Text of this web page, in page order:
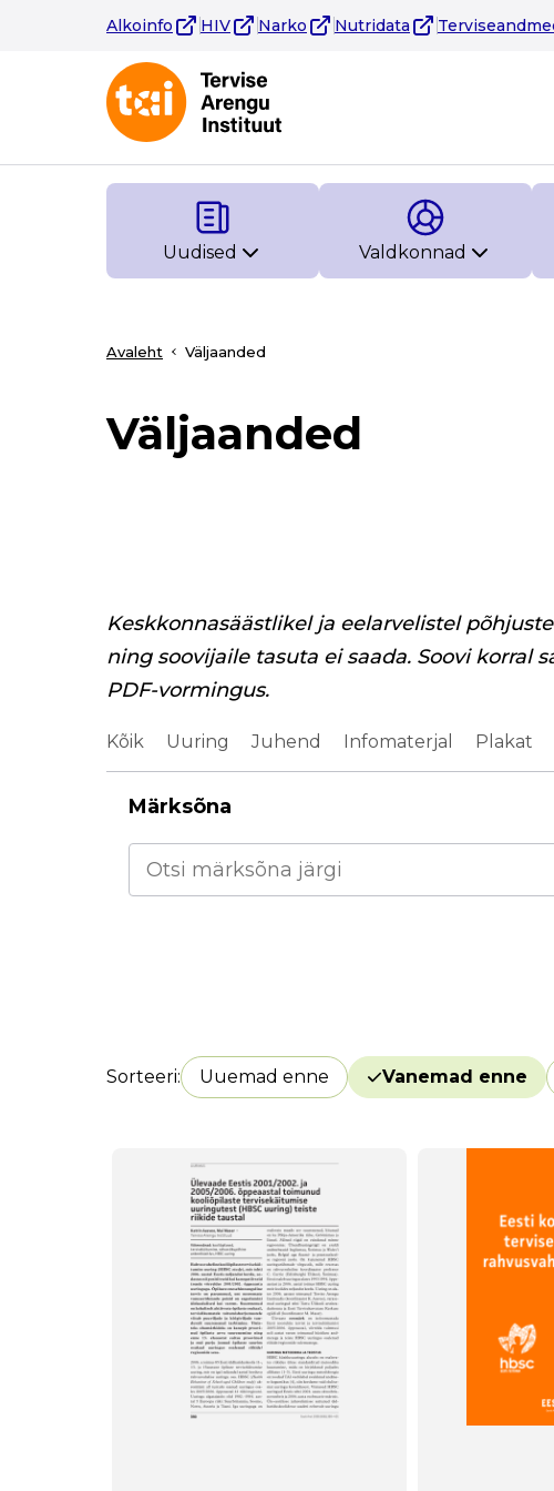
Alkoinfo HIV Narko Nutridata
Uudised Valdkonnad
Avaleht Väljaanded
Väljaanded
Keskkonnasäästlikel ja eelarvelistel
ning soovijaile tasuta ei saada. Soovi korral
PDF-vormingus.
Kõik Uuring Juhend Infomaterjal Plakat
Märksõna
Sorteeri Uuemad enne Vanemad enne